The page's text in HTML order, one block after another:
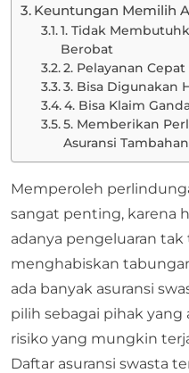
Keuntungan Memilih
1. Tidak
Berobat
2. Pelayanan
3. Bisa Digunakan
4. Bisa Klaim
5. Memberikan
Asuransi Tambahan
Memperoleh
sangat penting, karena
adanya pengeluaran
menghabiskan
ada banyak asuransi
pilih sebagai pihak
risiko yang mungkin
Daftar asuransi swasta